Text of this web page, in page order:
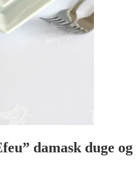
damask duge og